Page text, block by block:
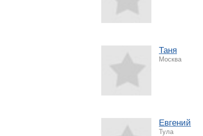
Таня
Москва
Евгений
Тула